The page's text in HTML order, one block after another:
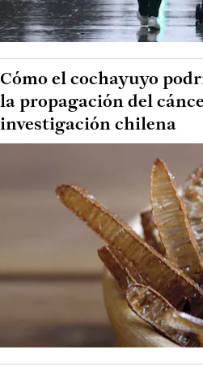
Cómo el cochayuyo
la propagación del
investigación chilena